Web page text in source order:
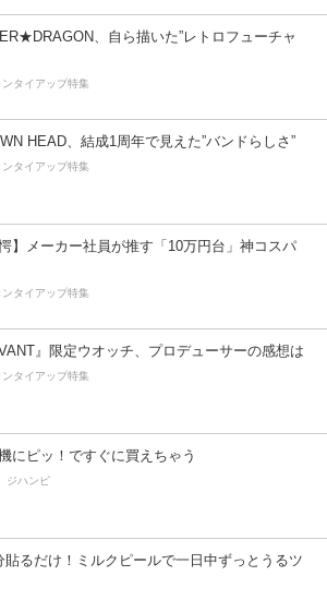
、自ら描いた”レトロフューチャ
ンタイアップ特集
HEAD、結成1周年で見えた”バンドらしさ”
ンタイアップ特集
愕】メーカー社員が推す「10万円台」神コスパ
ンタイアップ特集
』限定ウオッチ、プロデューサーの感想は
ンタイアップ特集
にピッ！ですぐに買えちゃう
ジハンピ
貼るだけ！ミルクピールで一日中ずっとうるツ